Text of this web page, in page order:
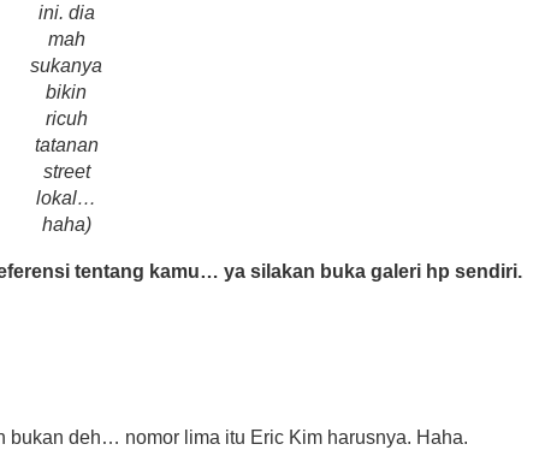
ini. dia
mah
sukanya
bikin
ricuh
tatanan
street
lokal…
haha)
tentang kamu… ya silakan buka galeri hp sendiri.
bukan deh… nomor lima itu Eric Kim harusnya. Haha.